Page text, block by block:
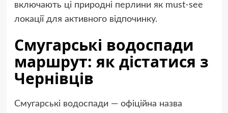
включають ці природні перлини як must-see
локації для активного відпочинку.
Смугарські водоспади
маршрут: як дістатися з
Чернівців
Смугарські водоспади — офіційна назва